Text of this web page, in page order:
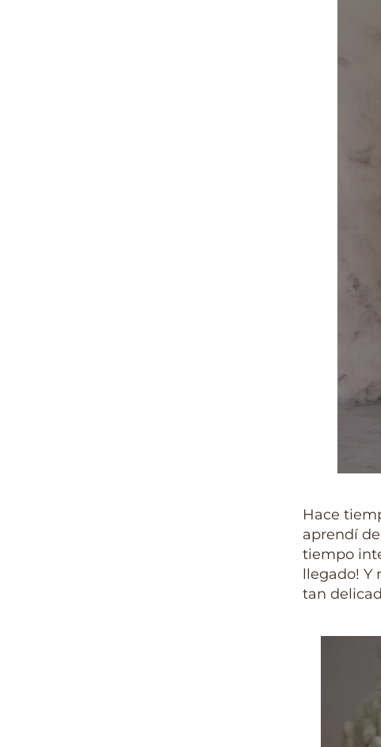
Hace
aprendí
tiempo
llegado! Y
tan